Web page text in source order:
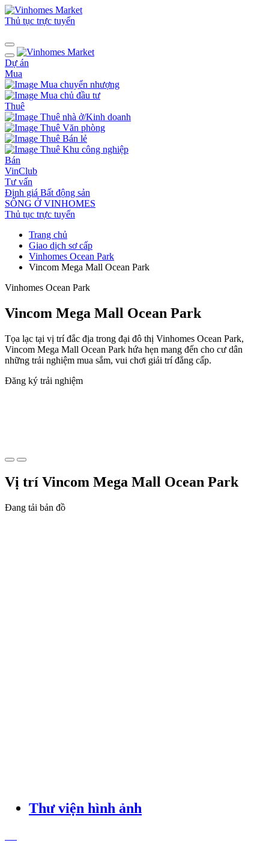
Thủ tục trực tuyến
Dự án
Mua
Mua chuyển nhượng
Mua chủ đầu tư
Thuê
Thuê nhà ở/Kinh doanh
Thuê Văn phòng
Thuê Bán lẻ
Thuê Khu công nghiệp
Bán
VinClub
Tư vấn
Định giá Bất động sản
SỐNG Ở VINHOMES
Thủ tục trực tuyến
Trang chủ
Giao dịch sơ cấp
Vinhomes Ocean Park
Vincom Mega Mall Ocean Park
Vinhomes Ocean Park
Vincom Mega Mall Ocean Park
Tọa lạc tại vị trí đắc địa trong đại đô thị Vinhomes Ocean Park,
Vincom Mega Mall Ocean Park hứa hẹn mang đến cho cư dân
những trải nghiệm mua sắm, vui chơi giải trí đẳng cấp.
Đăng ký trải nghiệm
Vị trí Vincom Mega Mall Ocean Park
Đang tải bản đồ
Thư viện hình ảnh